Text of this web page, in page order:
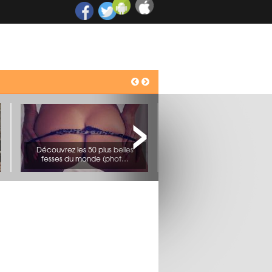
Un humanitaire prend tous les risques pour sauver une fillette prise au milieu de tirs avec Daesh (vidéo)
!
Champs-Élysées : une voiture « kamikaze » percute une camionnette de la gendarmerie (vidéo)
CHOC : un touriste fait une chute
Découvrez les 50 plus belles
fesses du monde (phot…